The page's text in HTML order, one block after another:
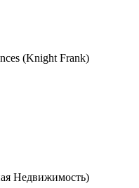
(Knight Frank)
Недвижимость)